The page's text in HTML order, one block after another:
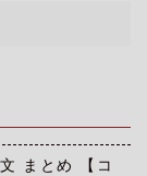
まとめ 【コ